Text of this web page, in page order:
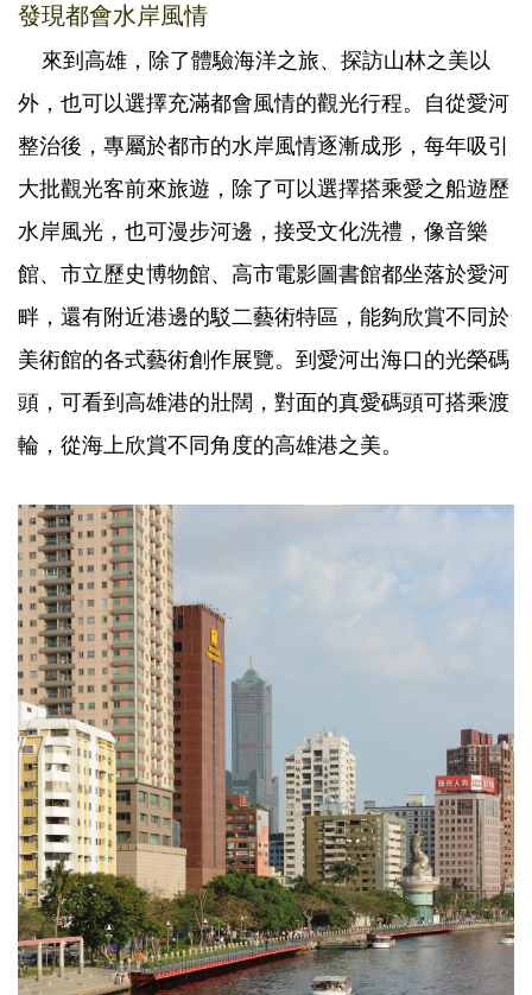
發現都會水岸風情
來到高雄，除了體驗海洋之旅、探訪山林之美以
外，也可以選擇充滿都會風情的觀光行程。自從愛河
整治後，專屬於都市的水岸風情逐漸成形，每年吸引
大批觀光客前來旅遊，除了可以選擇搭乘愛之船遊歷
水岸風光，也可漫步河邊，接受文化洗禮，像音樂
館、市立歷史博物館、高市電影圖書館都坐落於愛河
畔，還有附近港邊的駁二藝術特區，能夠欣賞不同於
美術館的各式藝術創作展覽。到愛河出海口的光榮碼
頭，可看到高雄港的壯闊，對面的真愛碼頭可搭乘渡
輪，從海上欣賞不同角度的高雄港之美。